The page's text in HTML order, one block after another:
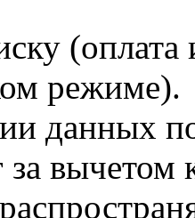
режиме).
данных
за